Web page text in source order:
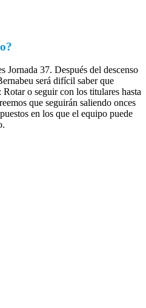
Jornada 37. Después del descenso
será difícil saber que
o seguir con los titulares hasta
que seguirán saliendo onces
en los que el equipo puede